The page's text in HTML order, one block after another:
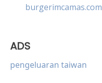
burgerimcamas.com
ADS
pengeluaran taiwan